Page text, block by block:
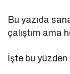
Bu yazıda
çalıştım ama
İşte bu yüzden